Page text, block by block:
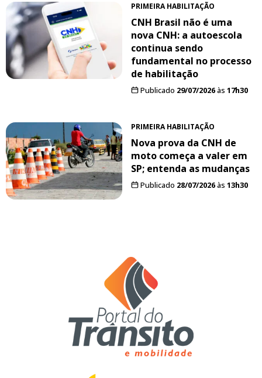
PRIMEIRA HABILITAÇÃO
CNH Brasil não é uma
nova CNH: a autoescola
continua sendo
fundamental no processo
de habilitação
Publicado 29/07/2026às 17h30
PRIMEIRA HABILITAÇÃO
Nova prova da CNH de
moto começa a valer em
SP; entenda as mudanças
Publicado 28/07/2026às 13h30